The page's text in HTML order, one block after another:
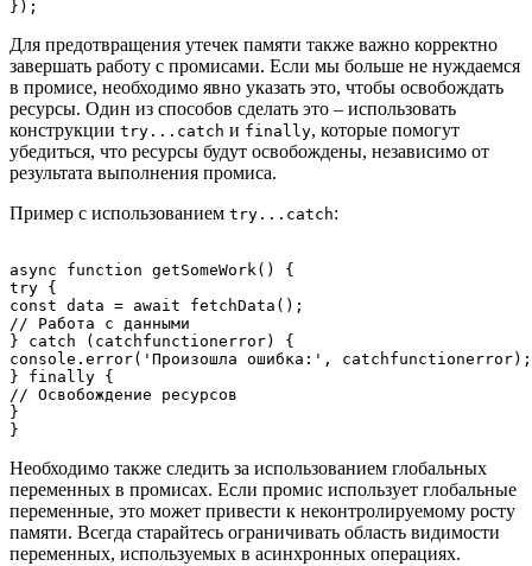
Для предотвращения утечек памяти также важно корректно
завершать работу с промисами. Если мы больше не нуждаемся
в промисе, необходимо явно указать это, чтобы освобождать
ресурсы. Один из способов сделать это – использовать
конструкции try...catch и finally, которые помогут
убедиться, что ресурсы будут освобождены, независимо от
результата выполнения промиса.
Пример с использованием try...catch:
async function getSomeWork() {
try {
const data = await fetchData();
// Работа с данными
} catch (catchfunctionerror) {
console.error('Произошла ошибка:', catchfunctionerror);
} finally {
// Освобождение ресурсов
}
Необходимо также следить за использованием глобальных
переменных в промисах. Если промис использует глобальные
переменные, это может привести к неконтролируемому росту
памяти. Всегда старайтесь ограничивать область видимости
переменных, используемых в асинхронных операциях.